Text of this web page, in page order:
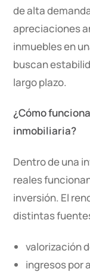
de alta
apreciaciones
inmuebles en
buscan
largo plazo.
¿Cómo
inmobiliaria?
Dentro de una
reales
inversión. El
distintas
valorización
ingresos por